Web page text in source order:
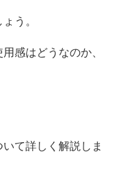
う。
感はどうなのか、
て詳しく解説しま